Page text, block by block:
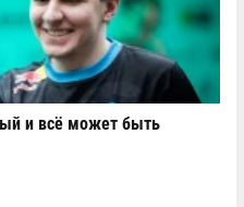
и всё может быть